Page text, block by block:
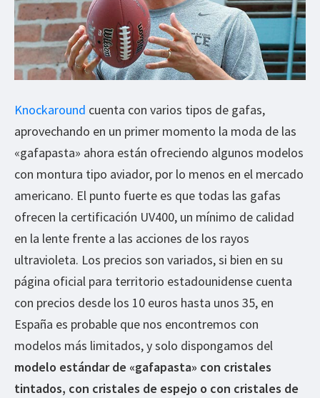
Knockaround cuenta con varios tipos de gafas,
aprovechando en un primer momento la moda de las
«gafapasta» ahora están ofreciendo algunos modelos
con montura tipo aviador, por lo menos en el mercado
americano. El punto fuerte es que todas las gafas
ofrecen la certificación UV400, un mínimo de calidad
en la lente frente a las acciones de los rayos
ultravioleta. Los precios son variados, si bien en su
página oficial para territorio estadounidense cuenta
con precios desde los 10 euros hasta unos 35, en
España es probable que nos encontremos con
modelos más limitados, y solo dispongamos del
modelo estándar de «gafapasta» con cristales
tintados, con cristales de espejo o con cristales de